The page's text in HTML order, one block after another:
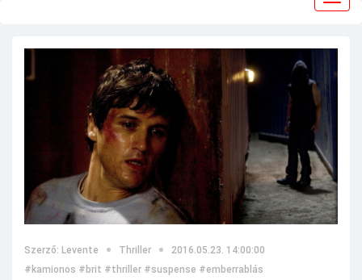
Szerző: Levente Thriller
2016.05.23. 14:00:00
#kamionos #brit #thriller #suspense #emberrablás